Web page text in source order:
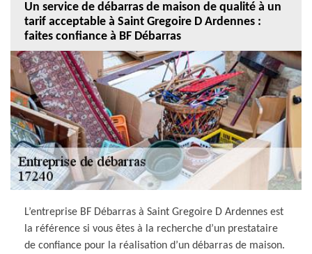
Un service de débarras de maison de qualité à un
tarif acceptable à Saint Gregoire D Ardennes :
faites confiance à BF Débarras
L’entreprise BF Débarras à Saint Gregoire D Ardennes est
la référence si vous êtes à la recherche d’un prestataire
de confiance pour la réalisation d’un débarras de maison.